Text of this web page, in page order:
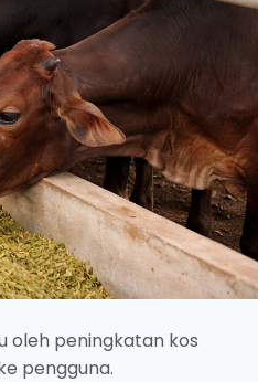
oleh peningkatan kos
pengguna.